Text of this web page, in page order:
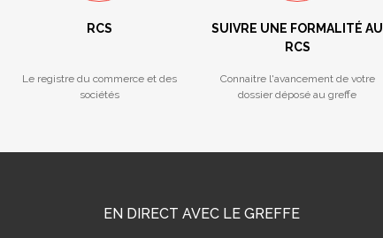
RCS
Le registre du commerce et des
sociétés
SUIVRE UNE FORMALITÉ AU
RCS
Connaitre l'avancement de votre
dossier déposé au greffe
EN DIRECT AVEC LE GREFFE